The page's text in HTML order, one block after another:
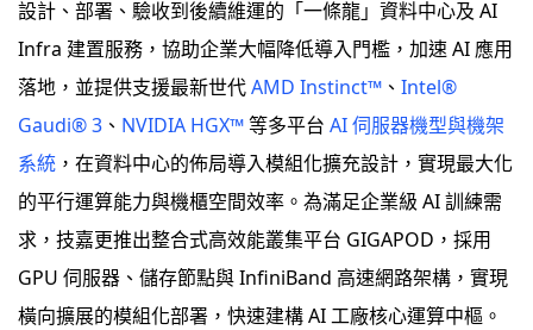
設計、部署、驗收到後續維運的「一條龍」資料中心及 AI
Infra 建置服務，協助企業大幅降低導入門檻，加速 AI 應用
落地，並提供支援最新世代AMD Instinct™ 、 Intel®
Gaudi® 3 、 NVIDIA HGX™等多平台 AI 伺服器機型與機架
系統 ，在資料中心的佈局導入模組化擴充設計，實現最大化
的平行運算能力與機櫃空間效率。為滿足企業級 AI 訓練需
求，技嘉更推出整合式高效能叢集平台 GIGAPOD，採用
GPU 伺服器、儲存節點與 InfiniBand 高速網路架構，實現
橫向擴展的模組化部署，快速建構 AI 工廠核心運算中樞。